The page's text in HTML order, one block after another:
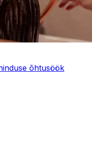
õhtusöök